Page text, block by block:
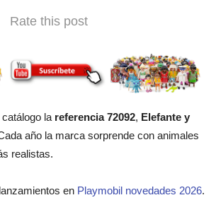
Rate this post
la referencia 72092, Elefante y
año la marca sorprende con animales
realistas.
en Playmobil novedades 2026.